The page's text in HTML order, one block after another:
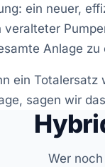
ein neuer,
Anlage zu
ein
sagen wir
Wer